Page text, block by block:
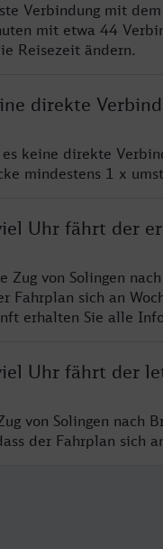
Verbindung mit
mit etwa 44
Reisezeit ändern.
direkte
keine direkte
mindestens 1 x
Uhr fährt der
Zug von Solingen
Fahrplan sich an
erhalten Sie alle
Uhr fährt der
von Solingen nach
der Fahrplan sich